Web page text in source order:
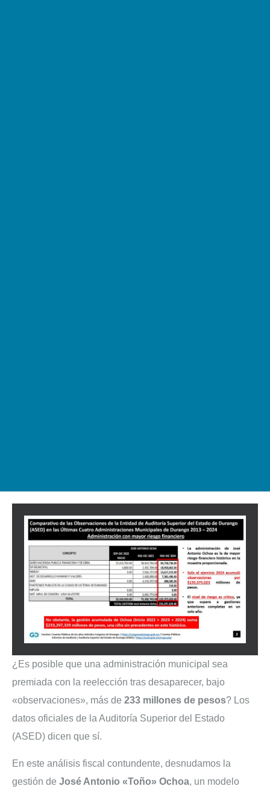
¿Es posible que una administración municipal sea
premiada con la reelección tras desaparecer, bajo
«observaciones», más de 233 millones de pesos? Los
datos oficiales de la Auditoría Superior del Estado
(ASED) dicen que sí.
En este análisis fiscal contundente, desnudamos la
gestión de José Antonio «Toño» Ochoa, un modelo